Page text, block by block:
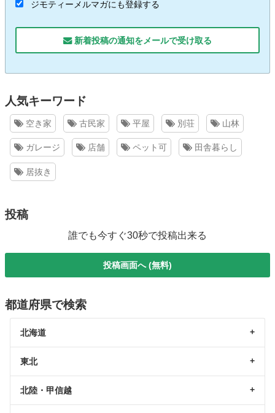
ジモティーメルマガにも登録する
新着投稿の通知をメールで受け取る
人気キーワード
空き家 古民家 平屋 別荘 山林
ガレージ 店舗 ペット可 田舎暮らし
居抜き
投稿
誰でも今すぐ30秒で投稿出来る
投稿画面へ (無料)
都道府県で検索
北海道
東北
北陸・甲信越